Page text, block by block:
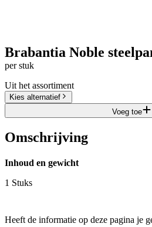
Brabantia Noble
per stuk
Uit het assortiment
Kies alternatief
Voeg toe
Omschrijving
Inhoud en gewicht
1 Stuks
Heeft de informatie op deze pagina je